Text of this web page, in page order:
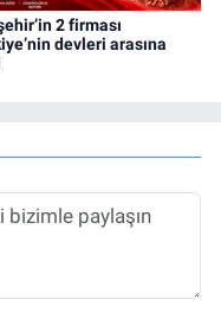
2 firması
devleri arasına